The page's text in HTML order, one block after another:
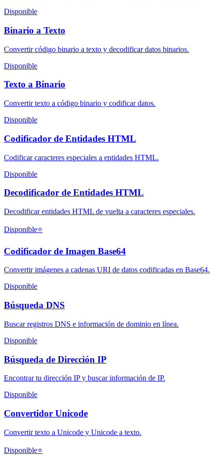
Disponible
Binario a Texto
Convertir código binario a texto y decodificar datos binarios.
Disponible
Texto a Binario
Convertir texto a código binario y codificar datos.
Disponible
Codificador de Entidades HTML
Codificar caracteres especiales a entidades HTML.
Disponible
Decodificador de Entidades HTML
Decodificar entidades HTML de vuelta a caracteres especiales.
Disponible⭐
Codificador de Imagen Base64
Convertir imágenes a cadenas URI de datos codificadas en Base64.
Disponible
Búsqueda DNS
Buscar registros DNS e información de dominio en línea.
Disponible
Búsqueda de Dirección IP
Encontrar tu dirección IP y buscar información de IP.
Disponible
Convertidor Unicode
Convertir texto a Unicode y Unicode a texto.
Disponible⭐